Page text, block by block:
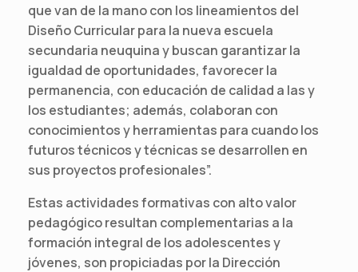
que van de la mano con los lineamientos del
Diseño Curricular para la nueva escuela
secundaria neuquina y buscan garantizar la
igualdad de oportunidades, favorecer la
permanencia, con educación de calidad a las y
los estudiantes; además, colaboran con
conocimientos y herramientas para cuando los
futuros técnicos y técnicas se desarrollen en
sus proyectos profesionales”.
Estas actividades formativas con alto valor
pedagógico resultan complementarias a la
formación integral de los adolescentes y
jóvenes, son propiciadas por la Dirección